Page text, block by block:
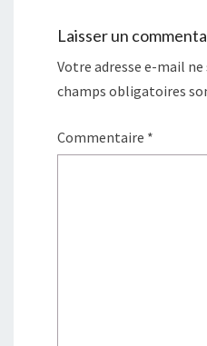
Laisser un
Votre adresse e-mail ne
champs obligatoires
Commentaire *